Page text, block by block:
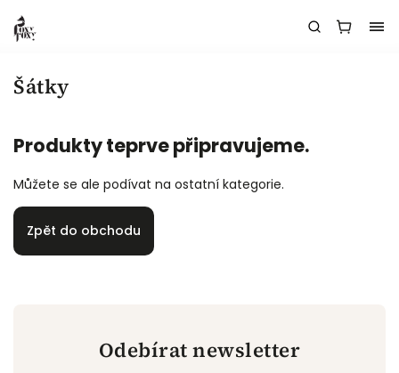
Šátky
Produkty teprve připravujeme.
Můžete se ale podívat na ostatní kategorie.
Zpět do obchodu
Odebírat newsletter